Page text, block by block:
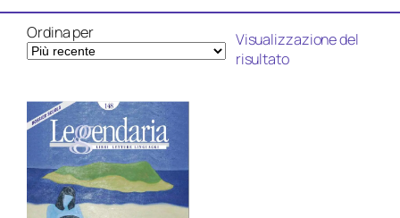
Ordina per
Visualizzazione del
risultato